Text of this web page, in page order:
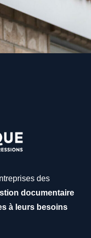
des
documentaire
à leurs besoins